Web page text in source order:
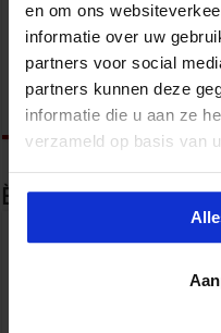
en om ons
informatie over uw
partners voor social
partners kunnen deze
informatie die u aan ze
verzameld op basis van
Kabinet werkt aan
tegen vrouwen, huiselijk
kindermishandeling
6 juli 2026
èèn Reactie
Bart
Interessant
dingen na